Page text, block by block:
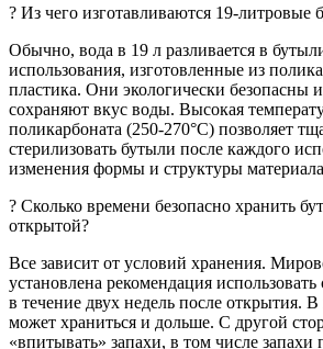
? Из чего изготавливаются 19-литровые
Обычно, вода в 19 л разливается в
использования, изготовленные из
пластика. Они экологически безопасны
сохраняют вкус воды. Высокая
поликарбоната (250-270°C) позволяет
стерилизовать бутыли после каждого
изменения формы и структуры
? Сколько времени безопасно хранить
открытой?
Все зависит от условий хранения.
установлена рекомендация
в течение двух недель после открытия.
может храниться и дольше. С другой
«впитывать» запахи, в том числе запахи